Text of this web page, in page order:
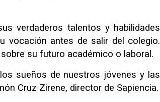
verdaderos talentos y habilidades
vocación antes de salir del colegio.
su futuro académico o laboral .
sueños de nuestros jóvenes y las
Cruz Zirene, director de Sapiencia.